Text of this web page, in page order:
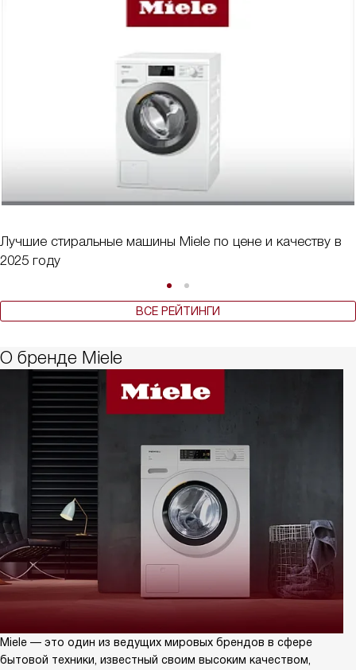
Лучшие стиральные машины Miele по цене и качеству в
2025 году
ВСЕ РЕЙТИНГИ
О бренде Miele
Miele — это один из ведущих мировых брендов в сфере
бытовой техники, известный своим высоким качеством,